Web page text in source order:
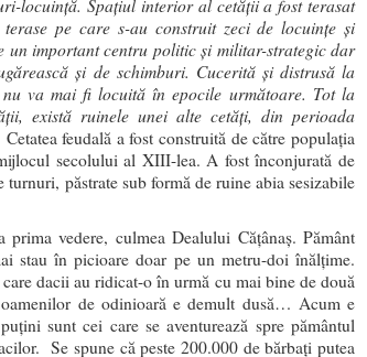
locuință. Spațiul interior al cetății a fost terasat
terase pe care s-au construit zeci de locuințe și
un important centru politic și militar-strategic dar
și de schimburi. Cucerită și distrusă la
nu va mai fi locuită în epocile următoare. Tot la
există ruinele unei alte cetăți, din perioada
Cetatea feudală a fost construită de către populația
secolului al XIII-lea. A fost înconjurată de
păstrate sub formă de ruine abia sesizabile
vedere, culmea Dealului Căţânaş. Pământ
stau în picioare doar pe un metru-doi înălţime.
dacii au ridicat-o în urmă cu mai bine de două
de odinioară e demult dusă… Acum e
sunt cei care se aventurează spre pământul
Se spune că peste 200.000 de bărbaţi putea